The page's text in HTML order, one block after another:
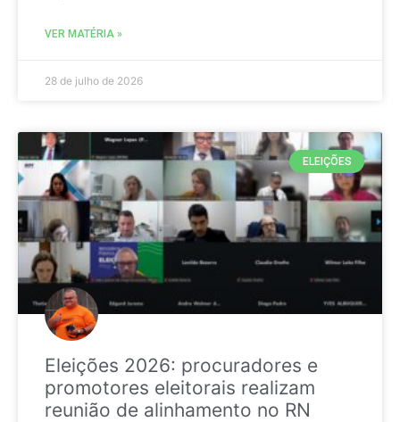
VER MATÉRIA »
28 de julho de 2026
ELEIÇÕES
Eleições 2026: procuradores e
promotores eleitorais realizam
reunião de alinhamento no RN